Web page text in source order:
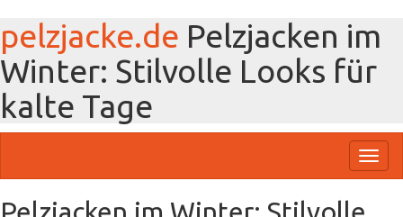
pelzjacke.de Pelzjacken im
Winter: Stilvolle Looks für
kalte Tage